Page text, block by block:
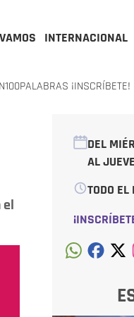
INTERNACIONAL
¡INSCRÍBETE!
el
DEL
AL
TODO EL